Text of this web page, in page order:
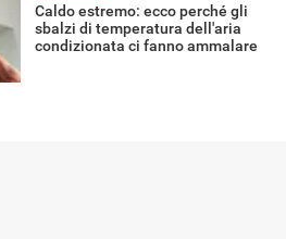
Caldo estremo: ecco perché gli
sbalzi di temperatura dell'aria
condizionata ci fanno ammalare